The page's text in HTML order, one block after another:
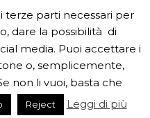
risponde, per
scrivici a
inaf.it oppure
terze parti necessari per
dare la possibilità di
media. Puoi accettare i
o, semplicemente,
non li vuoi, basta che
Reject Leggi di più